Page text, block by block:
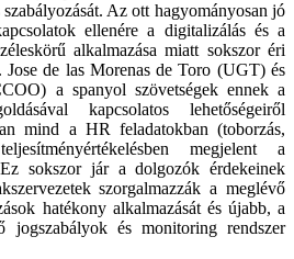
Az ott hagyományosan jó
ellenére a digitalizálás és a
alkalmazása miatt sokszor éri
Jose de las Morenas de Toro (UGT) és
a spanyol szövetségek ennek a
kapcsolatos lehetőségeiről
mind a HR feladatokban (toborzás,
megjelent a
Ez sokszor jár a dolgozók érdekeinek
szorgalmazzák a meglévő
hatékony alkalmazását és újabb, a
jogszabályok és monitoring rendszer